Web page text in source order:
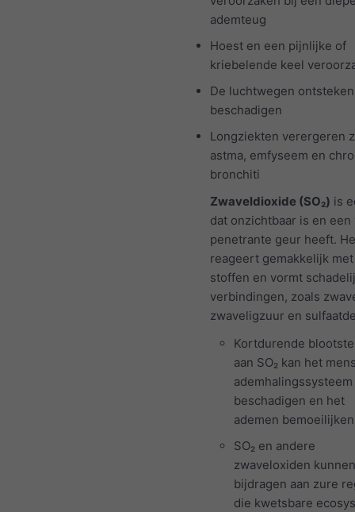
ademteug
Hoest en een pijnlijke of
kriebelende keel
De luchtwegen
beschadigen
Longziekten verergeren
astma, emfyseem en
bronchiti
Zwaveldioxide (SO₂) is
dat onzichtbaar is en een
penetrante geur heeft.
reageert gemakkelijk
stoffen en vormt
verbindingen, zoals
zwaveligzuur en
Kortdurende
aan SO₂ kan het
ademhalingssysteem
beschadigen en het
ademen
SO₂ en andere
zwaveloxiden kunnen
bijdragen aan zure
die kwetsbare